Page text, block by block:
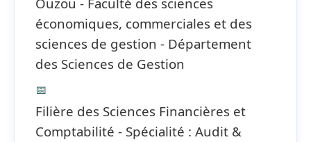
économiques, commerciales et des
sciences de gestion - Département
des Sciences de Gestion
📅
Filière des Sciences Financières et
Comptabilité - Spécialité : Audit &